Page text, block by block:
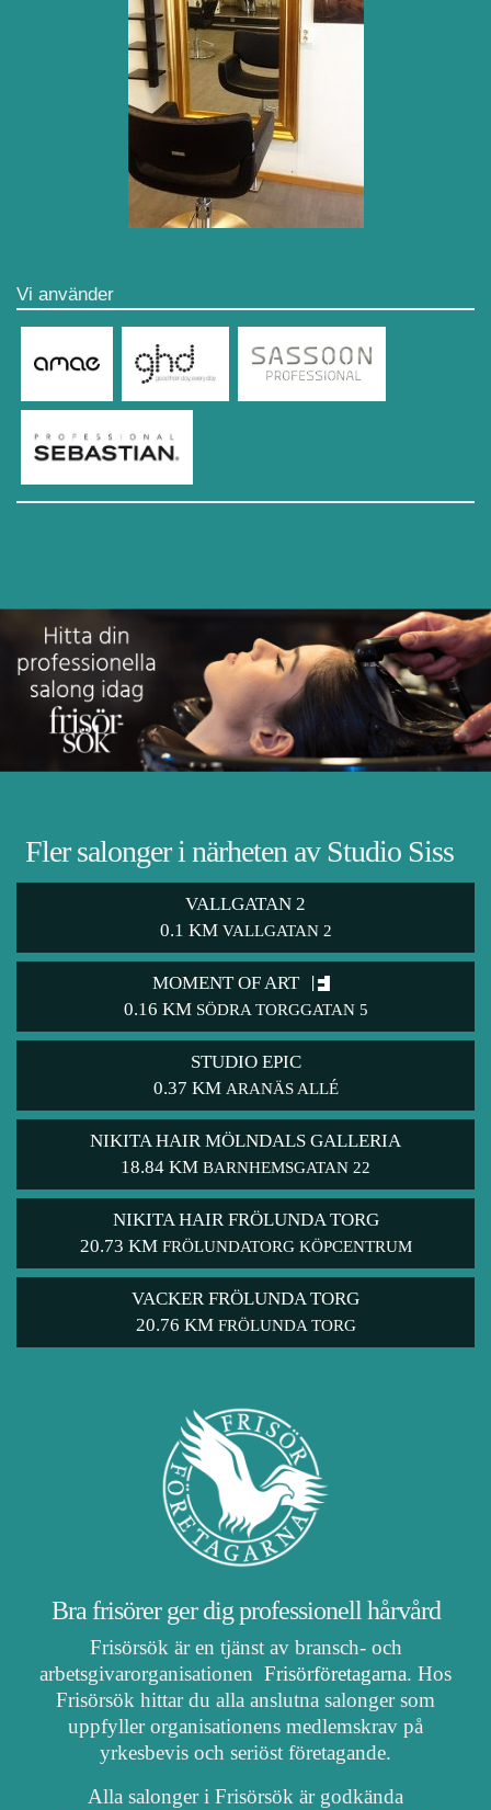
Vi använder
Fler salonger i närheten av Studio Siss
VALLGATAN 2
0.1 KM VALLGATAN 2
MOMENT OF ART
0.16 KM SÖDRA TORGGATAN 5
STUDIO EPIC
0.37 KM ARANÄS ALLÉ
NIKITA HAIR MÖLNDALS GALLERIA
18.84 KM BARNHEMSGATAN 22
NIKITA HAIR FRÖLUNDA TORG
20.73 KM FRÖLUNDATORG KÖPCENTRUM
VACKER FRÖLUNDA TORG
20.76 KM FRÖLUNDA TORG
Bra frisörer ger dig professionell hårvård
Frisörsök är en tjänst av bransch- och
arbetsgivarorganisationen Frisörföretagarna. Hos
Frisörsök hittar du alla anslutna salonger som
uppfyller organisationens medlemskrav på
yrkesbevis och seriöst företagande.
Alla salonger i Frisörsök är godkända